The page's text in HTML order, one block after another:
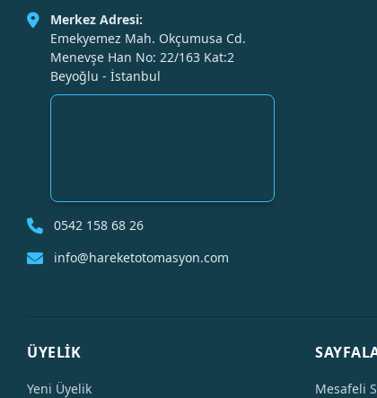
Merkez Adresi:
Emekyemez Mah. Okçumusa Cd.
Menevşe Han No: 22/163 Kat:2
Beyoğlu - İstanbul
0542 158 68 26
info@hareketotomasyon.com
ÜYELİK
Yeni Üyelik Mesafeli